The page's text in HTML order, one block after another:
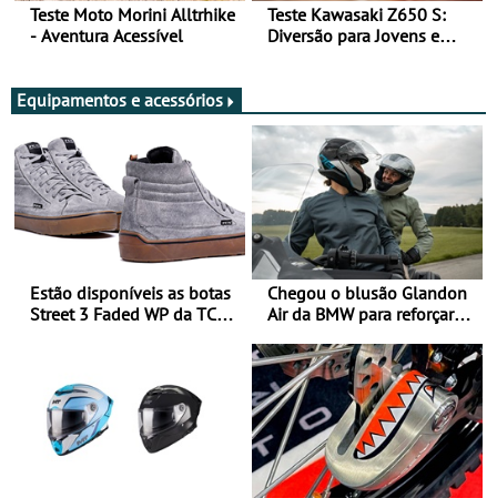
Teste Moto Morini Alltrhike
- Aventura Acessível
Teste Kawasaki Z650 S:
Diversão para Jovens e
Equipamentos e acessórios
Estão disponíveis as botas
Street 3 Faded WP da TCX
Chegou o blusão Glandon
Air da BMW para reforçar
verão